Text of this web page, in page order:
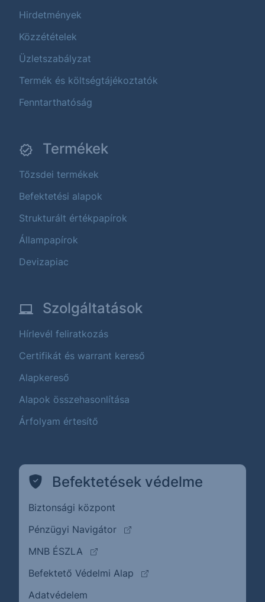
Hirdetmények
Közzétételek
Üzletszabályzat
Termék és költségtájékoztatók
Fenntarthatóság
Termékek
Tőzsdei termékek
Befektetési alapok
Strukturált értékpapírok
Állampapírok
Devizapiac
Szolgáltatások
Hírlevél feliratkozás
Certifikát és warrant kereső
Alapkereső
Alapok összehasonlítása
Árfolyam értesítő
Befektetések védelme
Biztonsági központ
Pénzügyi Navigátor
(külső oldalra ugrik)
MNB ÉSZLA
(külső oldalra ugrik)
Befektető Védelmi Alap
(külső oldalra ugrik)
Adatvédelem